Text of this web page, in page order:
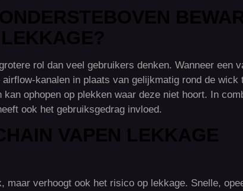
rol dan veel gebruikers denken. Wanneer een
kanalen in plaats van gelijkmatig rond de
ophopen op plekken waar deze niet hoort. In
ook het gebruiksgedrag invloed.
maar verhoogt ook het risico op lekkage. Snelle,